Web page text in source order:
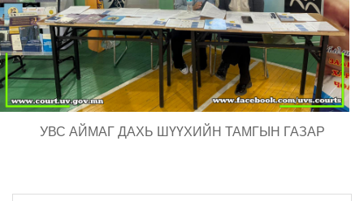
УВС АЙМАГ ДАХЬ ШҮҮХИЙН ТАМГЫН ГАЗАР